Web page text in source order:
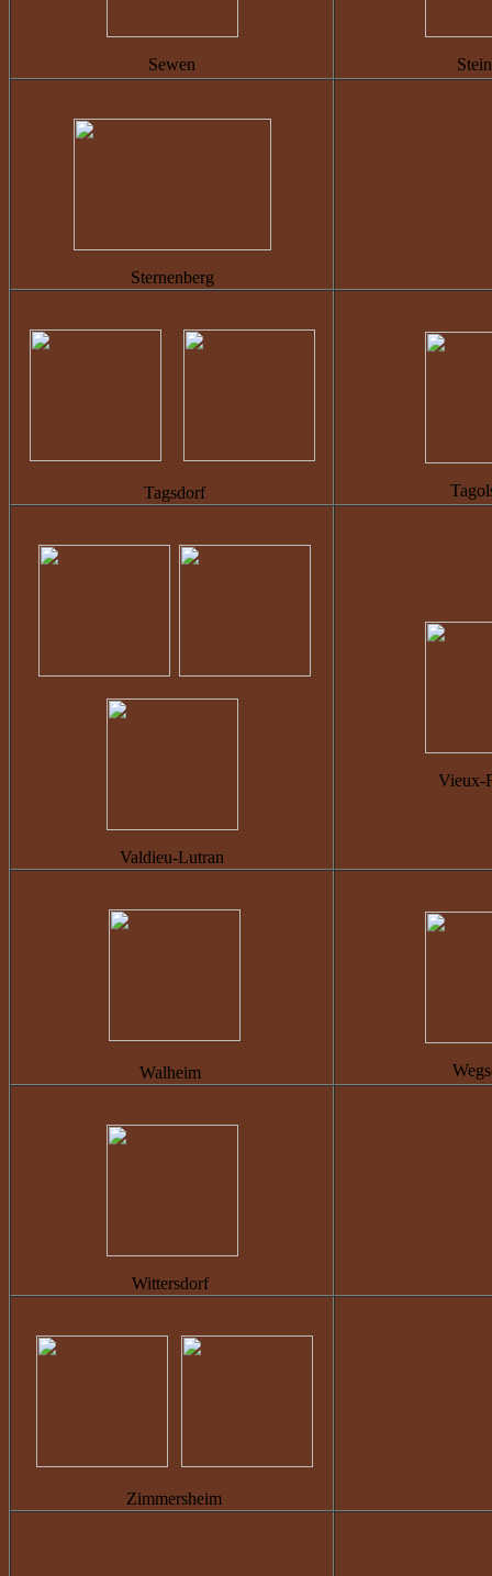
Sewen
Sternenberg
Tagsdorf
Valdieu-Lutran
Vieux-
Walheim
Wittersdorf
Zimmersheim